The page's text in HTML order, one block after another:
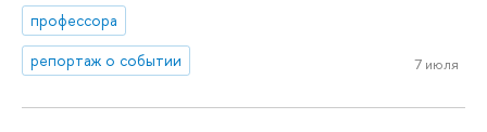
профессора
репортаж о событии
7 июля